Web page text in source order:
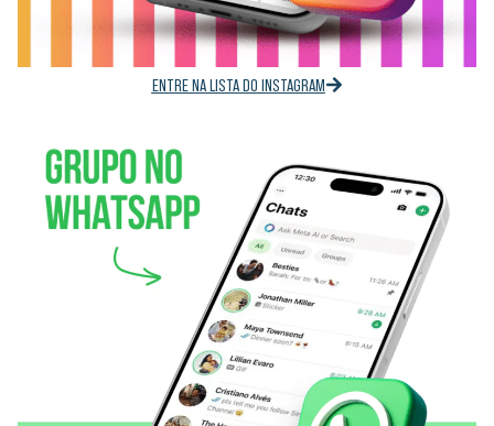
ENTRE NA LISTA DO INSTAGRAM